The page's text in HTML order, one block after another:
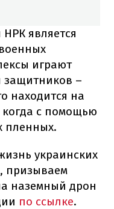
является
играют
защитников –
находится на
с помощью
пленных.
украинских
призываем
наземный дрон
по ссылке.